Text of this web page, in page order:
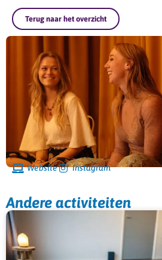
Terug naar het overzicht
Website Instagram
Andere activiteiten